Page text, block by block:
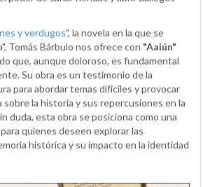
y verdugos", la novela en la que se
Tomás Bárbulo nos ofrece con "Aaiún"
que, aunque doloroso, es fundamental
Su obra es un testimonio de la
para abordar temas difíciles y provocar
la historia y sus repercusiones en la
duda, esta obra se posiciona como una
quienes deseen explorar las
histórica y su impacto en la identidad